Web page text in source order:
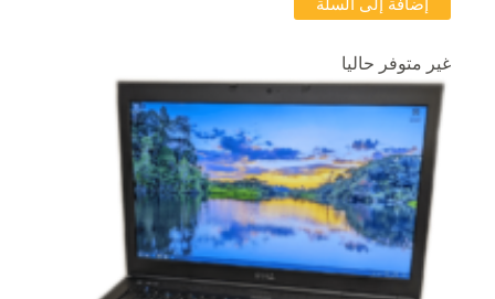
غير متوفر حاليا